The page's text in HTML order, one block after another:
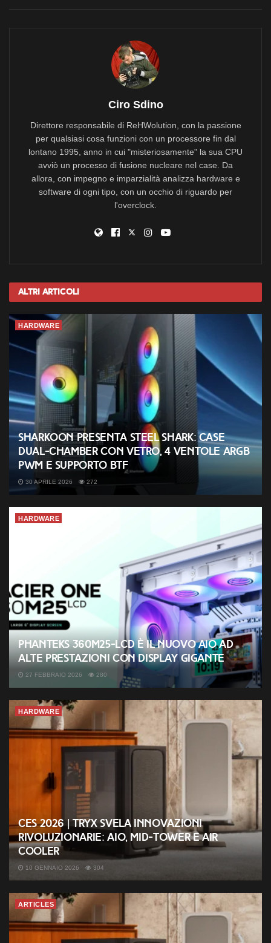
Ciro Sdino
Direttore responsabile di ReHWolution, con la passione
per qualsiasi cosa funzioni con un processore fin dal
lontano 1995, anno in cui "misteriosamente" la sua CPU
avviò un processo di fusione nucleare nel case. Da
allora, con impegno e imparzialità analizza hardware e
software di ogni tipo, con un occhio di riguardo per
l'overclock.
Altri Articoli
HARDWARE
Sharkoon presenta Steel Shark: case
dual-chamber con vetro, 4 ventole ARGB
PWM e supporto BTF
30 APRILE 2026 272
HARDWARE
Phanteks 360M25-LCD è il nuovo AIO ad
alte prestazioni con display gigante
27 FEBBRAIO 2026 280
HARDWARE
CES 2026 | TRYX svela innovazioni
rivoluzionarie: AIO, mid-tower e air
cooler
10 GENNAIO 2026 304
ARTICLES